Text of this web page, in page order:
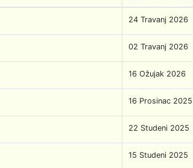
24 Travanj 2026
02 Travanj 2026
16 Ožujak 2026
16 Prosinac 2025
22 Studeni 2025
15 Studeni 2025